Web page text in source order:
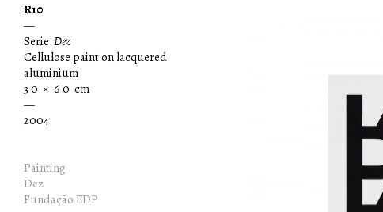
R10
—
Serie Dez
Cellulose paint on lacquered
aluminium
3 0 × 6 0 cm
—
2004
Painting
Dez
Fundação EDP